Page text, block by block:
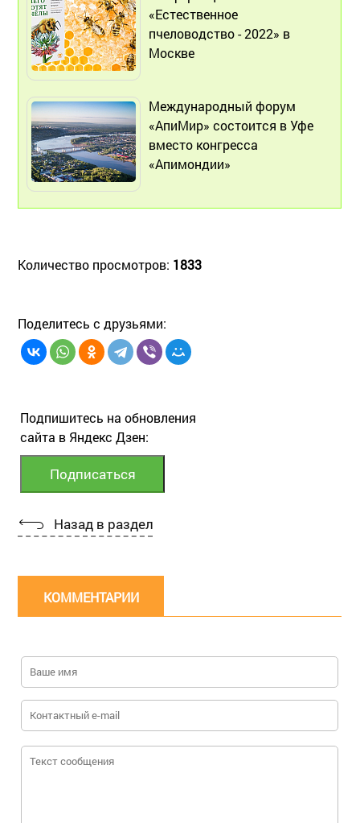
«Естественное
пчеловодство - 2022» в
Москве
Международный форум
«АпиМир» состоится в Уфе
вместо конгресса
«Апимондии»
Количество просмотров: 1833
Поделитесь с друзьями:
Подпишитесь на обновления
сайта в Яндекс Дзен:
Назад в раздел
КОММЕНТАРИИ